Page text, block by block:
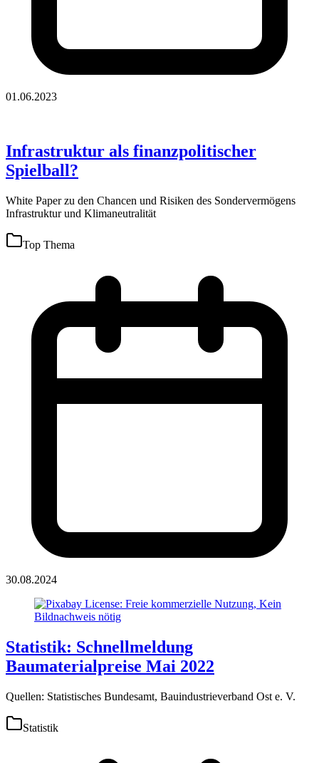
01.06.2023
Infrastruktur als finanzpolitischer
Spielball?
White Paper zu den Chancen und Risiken des Sondervermögens
Infrastruktur und Klimaneutralität
Top Thema
30.08.2024
Statistik: Schnellmeldung
Baumaterialpreise Mai 2022
Quellen: Statistisches Bundesamt, Bauindustrieverband Ost e. V.
Statistik